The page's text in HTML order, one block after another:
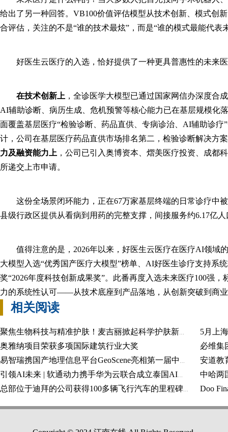
给出了另一种回答。VB100价值评估模型从技术创新、模式创
合评估，关注的不是“谁的技术最炫”，而是“谁的模式最能代表
好医生云医疗的入选，恰好提供了一种更具普惠性的未来
在技术创新上 ，全诊医学大模型已通过国家网信办深度合
AI辅助诊断、病历生成、危机预警等核心能力已在基层规模化
面覆盖基层医疗“检验诊断、药品直供、专病诊治、AI辅助诊疗
计，公司在基层医疗药品直供市场排名第二，检验诊断解决方
力及融资能力上 ，公司已引入奥博资本、熠美医疗投资、成都
所递交上市申请。
这份全场景闭环能力，正在67万家基层终端的日常诊疗中
县级行政区提供从看病到用药的完整支撑，间接服务约6.17亿人
值得注意的是，2026年以来，好医生云医疗在医疗AI领
大模型入选“优秀国产医疗大模型”榜单、AI好医生诊疗支持系
奖“2026年度科技创新成果奖”。此番再度入选未来医疗100强
力的系统性认可——从技术底座到产品落地，从创新突破到商
相关阅读
5月上
奥雅纳项目荣获多项国际建筑行业大奖
中哈两